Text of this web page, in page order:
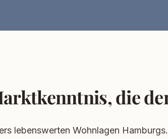
die
lebenswerten Wohnlagen